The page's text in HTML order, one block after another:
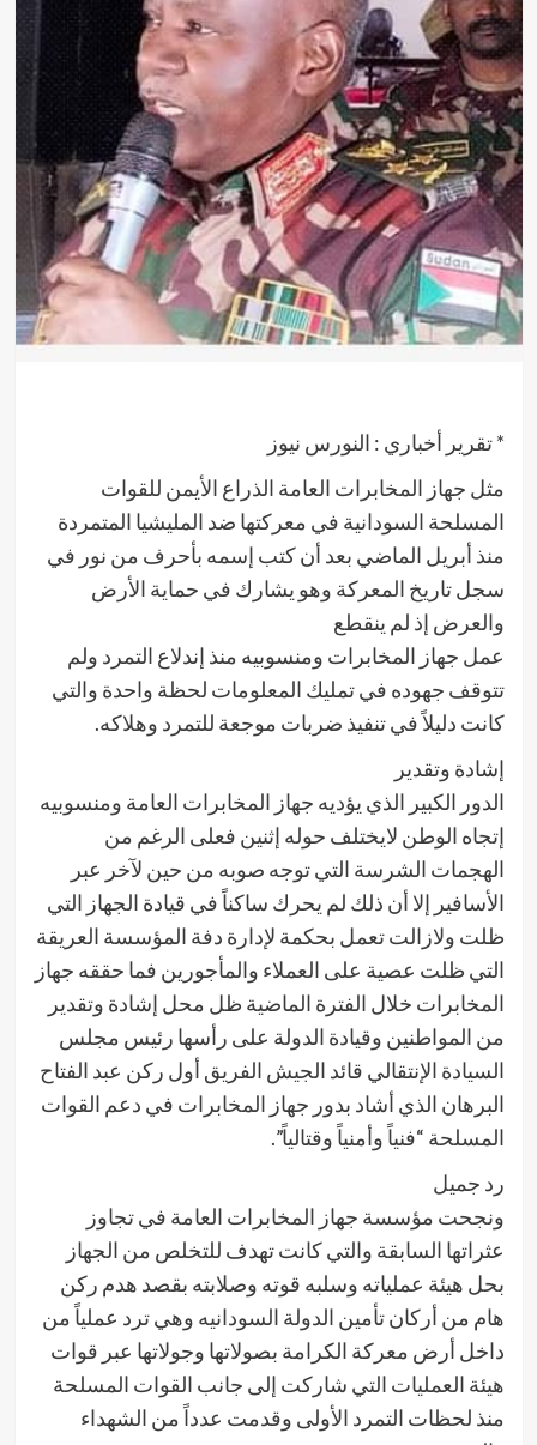
* تقرير أخباري : النورس نيوز
مثل جهاز المخابرات العامة الذراع الأيمن للقوات
المسلحة السودانية في معركتها ضد المليشيا المتمردة
منذ أبريل الماضي بعد أن كتب إسمه بأحرف من نور في
سجل تاريخ المعركة وهو يشارك في حماية الأرض
والعرض إذ لم ينقطع
عمل جهاز المخابرات ومنسوبيه منذ إندلاع التمرد ولم
تتوقف جهوده في تمليك المعلومات لحظة واحدة والتي
كانت دليلاً في تنفيذ ضربات موجعة للتمرد وهلاكه.
إشادة وتقدير
الدور الكبير الذي يؤديه جهاز المخابرات العامة ومنسوبيه
إتجاه الوطن لايختلف حوله إثنين فعلى الرغم من
الهجمات الشرسة التي توجه صوبه من حين لآخر عبر
الأسافير إلا أن ذلك لم يحرك ساكناً في قيادة الجهاز التي
ظلت ولازالت تعمل بحكمة لإدارة دفة المؤسسة العريقة
التي ظلت عصية على العملاء والمأجورين فما حققه جهاز
المخابرات خلال الفترة الماضية ظل محل إشادة وتقدير
من المواطنين وقيادة الدولة على رأسها رئيس مجلس
السيادة الإنتقالي قائد الجيش الفريق أول ركن عبد الفتاح
البرهان الذي أشاد بدور جهاز المخابرات في دعم القوات
المسلحة “فنياً وأمنياً وقتالياً”.
رد جميل
ونجحت مؤسسة جهاز المخابرات العامة في تجاوز
عثراتها السابقة والتي كانت تهدف للتخلص من الجهاز
بحل هيئة عملياته وسلبه قوته وصلابته بقصد هدم ركن
هام من أركان تأمين الدولة السودانيه وهي ترد عملياً من
داخل أرض معركة الكرامة بصولاتها وجولاتها عبر قوات
هيئة العمليات التي شاركت إلى جانب القوات المسلحة
منذ لحظات التمرد الأولى وقدمت عدداً من الشهداء